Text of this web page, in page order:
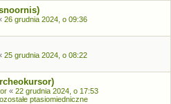
26 grudnia 2024, o 09:36
25 grudnia 2024, o 08:22
« 22 grudnia 2024, o 17:53
ptasiomiedniczne